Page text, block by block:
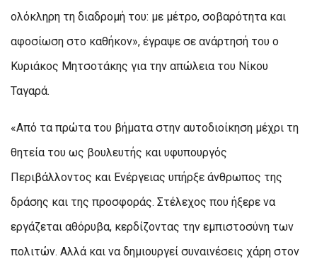
ολόκληρη τη διαδρομή του: με μέτρο, σοβαρότητα και
αφοσίωση στο καθήκον», έγραψε σε ανάρτησή του ο
Κυριάκος Μητσοτάκης για την απώλεια του Νίκου
Ταγαρά.
«Από τα πρώτα του βήματα στην αυτοδιοίκηση μέχρι τη
θητεία του ως βουλευτής και υφυπουργός
Περιβάλλοντος και Ενέργειας υπήρξε άνθρωπος της
δράσης και της προσφοράς. Στέλεχος που ήξερε να
εργάζεται αθόρυβα, κερδίζοντας την εμπιστοσύνη των
πολιτών. Αλλά και να δημιουργεί συναινέσεις χάρη στον